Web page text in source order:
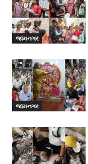
જામનગર
જામનગર